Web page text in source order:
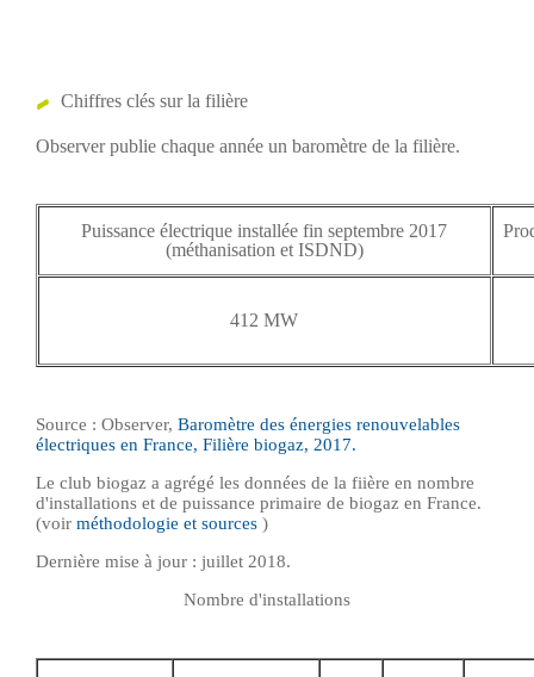
Chiffres clés sur la filière
Observer publie chaque année un baromètre de la filière.
Puissance électrique installée fin septembre 2017
(méthanisation et ISDND)
412 MW
Source : Observer, Baromètre des énergies renouvelables
électriques en France, Filière biogaz, 2017.
Le club biogaz a agrégé les données de la fiière en nombre
d'installations et de puissance primaire de biogaz en France.
(voir méthodologie et sources )
Dernière mise à jour : juillet 2018.
Nombre d'installations